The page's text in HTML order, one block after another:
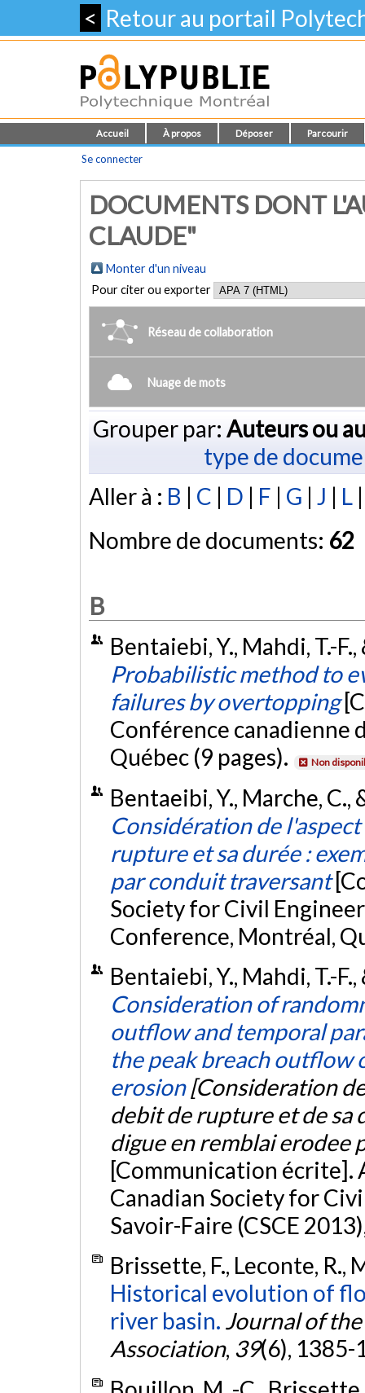
< Retour au portail
Accueil À propos Déposer Parcourir
Se connecter
DOCUMENTS DONT
CLAUDE"
Monter d'un niveau
Pour citer ou exporter
Réseau de collaboration
Nuage de mots
Grouper par: Auteurs ou
type de
Aller à : B | C | D | F | G | J | L
Nombre de documents: 62
B
Bentaiebi, Y., Mahdi, T.-
Probabilistic method to
failures by overtopping
Conférence canadienne
Québec (9 pages).
Non
Bentaeibi, Y., Marche, C.,
Considération de
rupture et sa durée :
par conduit traversant
Society for Civil
Conference, Montréal,
Bentaiebi, Y., Mahdi, T.-
Consideration of
outflow and temporal
the peak breach outflow
erosion[Consideration
debit de rupture et de sa
digue en remblai erodee
[Communication écrite].
Canadian Society for
Savoir-Faire (CSCE
Brissette, F., Leconte, R.,
Historical evolution of
river basin. Journal of
Association, 39(6),